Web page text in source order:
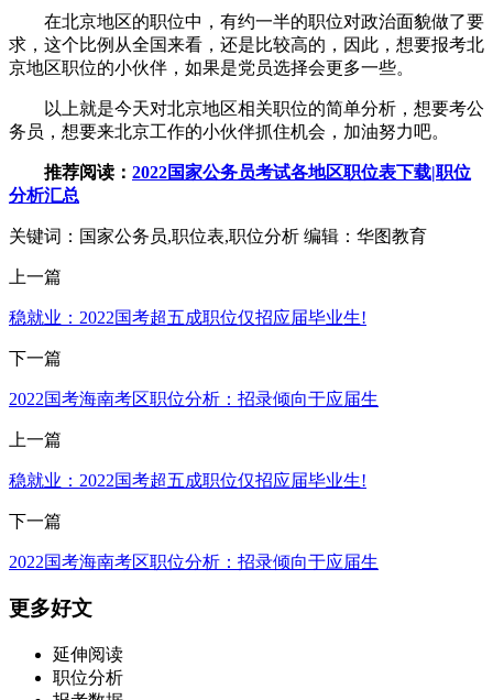
在北京地区的职位中，有约一半的职位对政治面貌做了要
求，这个比例从全国来看，还是比较高的，因此，想要报考北
京地区职位的小伙伴，如果是党员选择会更多一些。
以上就是今天对北京地区相关职位的简单分析，想要考公
务员，想要来北京工作的小伙伴抓住机会，加油努力吧。
推荐阅读： 2022国家公务员考试各地区职位表下载|职位
分析汇总
关键词：国家公务员,职位表,职位分析 编辑：华图教育
上一篇
稳就业：2022国考超五成职位仅招应届毕业生!
下一篇
2022国考海南考区职位分析：招录倾向于应届生
上一篇
稳就业：2022国考超五成职位仅招应届毕业生!
下一篇
2022国考海南考区职位分析：招录倾向于应届生
更多好文
延伸阅读
职位分析